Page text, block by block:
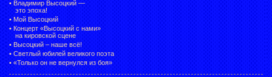
• Владимир Высоцкий —
это эпоха!
• Мой Высоцкий
• Концерт «Высоцкий с нами»
на кировской сцене
• Высоцкий – наше всё!
• Светлый юбилей великого поэта
• «Только он не вернулся из боя»